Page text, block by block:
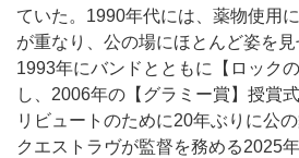
ていた。1990年代には、薬物使用
が重なり、公の場にほとんど姿を見
1993年にバンドとともに【ロック
し、2006年の【グラミー賞】授賞
リビュートのために20年ぶりに公
クエストラヴが監督を務める2025